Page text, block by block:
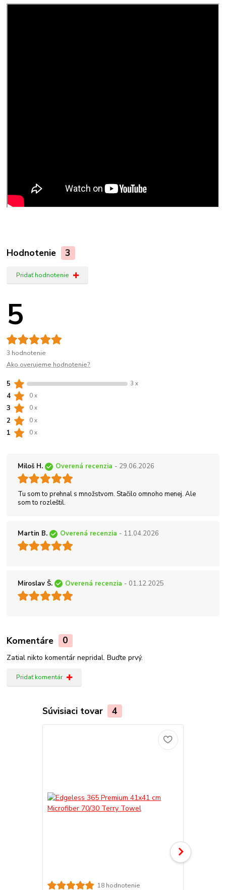
Hodnotenie 3
Pridať hodnotenie
5
3 hodnotenie
Ako overujeme hodnotenie?
5 3 x
4 0 x
3 0 x
2 0 x
1 0 x
Miloš H. Overená recenzia - 29.06.2026
Tu som to prehnal s množstvom. Stačilo omnoho menej. Ale
som to rozleštil.
Martin B. Overená recenzia - 11.04.2026
Miroslav Š. Overená recenzia - 01.12.2025
Komentáre 0
Zatial nikto komentár nepridal. Buďte prvý.
Pridať komentár
Súvisiaci tovar 4
18 hodnotenie